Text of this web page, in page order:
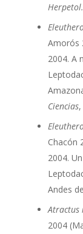
Herpetol.
Amorós
2004. A
Ciencias,
Chacón
2004.
Andes
Atractus
2004